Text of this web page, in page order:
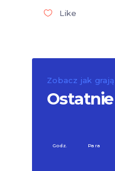
Like
Zobacz jak
Godz. Para